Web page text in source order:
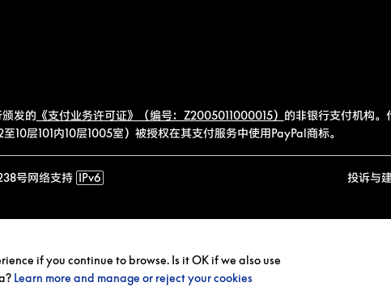
发的 《支付业务许可证》（编号：Z2005011000015） 的非银行支付机构
10层101内10层1005室）被授权在其支付服务中使用PayPal商标。
号网络支持 IPv6 投诉与
if you continue to browse. Is it OK if we also use
Learn more and manage or reject your cookies